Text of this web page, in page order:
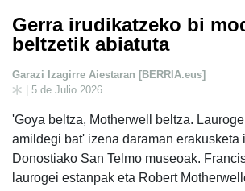
Gerra irudikatzeko bi
beltzetik abiatuta
Garazi Izagirre Aiestaran [BERRIA.eus]
| 5 de Julio 2026
'Goya beltza, Motherwell beltza.
amildegi bat' izena daraman erakusketa
Donostiako San Telmo museoak.
laurogei estanpak eta Robert